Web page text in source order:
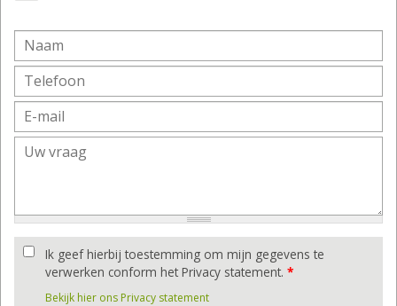
Ik geef hierbij toestemming om mijn gegevens te
verwerken conform het Privacy statement. *
Bekijk hier ons Privacy statement